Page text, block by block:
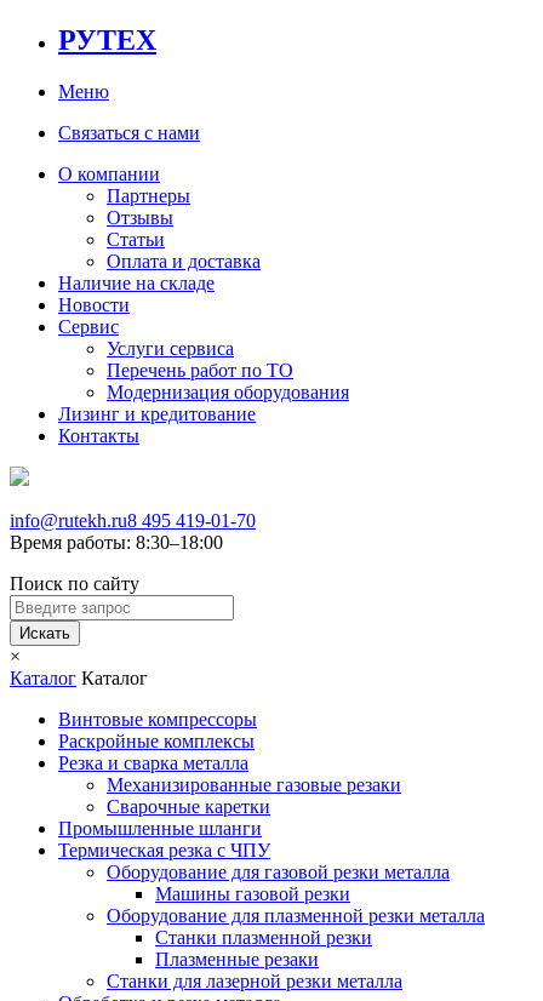
РУТЕХ
Меню
Связаться с нами
О компании
Партнеры
Отзывы
Статьи
Оплата и доставка
Наличие на складе
Новости
Сервис
Услуги сервиса
Перечень работ по ТО
Модернизация оборудования
Лизинг и кредитование
Контакты
info@rutekh.ru8 495 419-01-70
Время работы: 8:30–18:00
Поиск по сайту
Искать
×
Каталог Каталог
Винтовые компрессоры
Раскройные комплексы
Резка и сварка металла
Механизированные газовые резаки
Сварочные каретки
Промышленные шланги
Термическая резка с ЧПУ
Оборудование для газовой резки металла
Машины газовой резки
Оборудование для плазменной резки металла
Станки плазменной резки
Плазменные резаки
Станки для лазерной резки металла